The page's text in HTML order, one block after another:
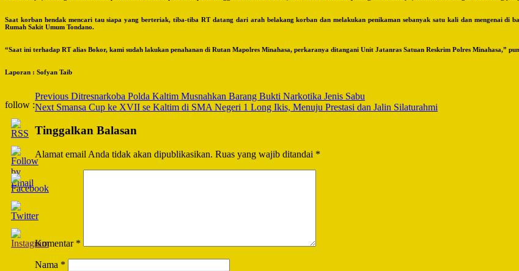
Saat korban hendak mencari tau siapa yang berteriak, tiba-tiba RT datang dari arah belakang korban dan melakukan penikaman sebanyak satu kali dan mengenai
Rumah Sakit Umum Tondano.
“Saat ini terhadap RT alias Bokor, kami sudah lakukan penahanan di Rutan Mapolres Minahasa, perkaranya ditangani Unit Jatanras Satuan Reskrim Polres Minahasa,”
Laporan : Sofyan Taib
follow :
Post
Navigation
Previous Ditresnarkoba Polda Kaltim Musnahkan Barang Bukti Narkotika Jenis Sabu
Next Smansa Cup ke XVII se Kaltim di SMA Negeri 1 Long Ikis, Menuju Prestasi dan Jalin Silaturahmi
Tinggalkan Balasan
Alamat email Anda tidak akan dipublikasikan. Ruas yang wajib ditandai *
Komentar *
Nama *